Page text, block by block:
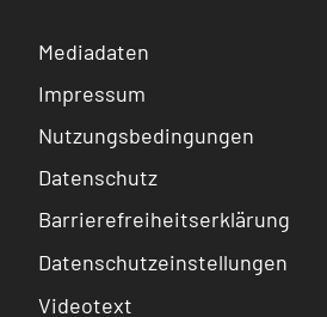
Mediadaten
Impressum
Nutzungsbedingungen
Datenschutz
Barrierefreiheitserklärung
Datenschutzeinstellungen
Videotext